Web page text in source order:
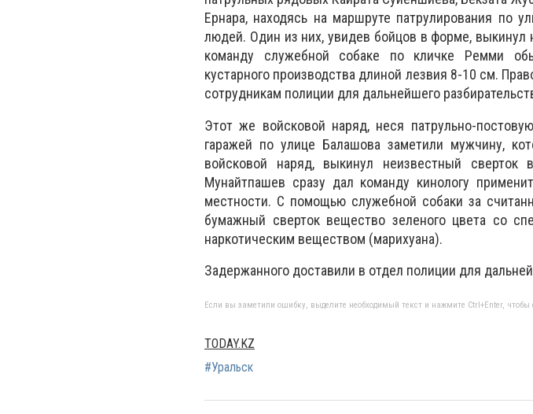
Ернара, находясь на маршруте патрулирования по
людей. Один из них, увидев бойцов в форме, выкинул
команду служебной собаке по кличке Ремми
кустарного производства длиной лезвия 8-10 см.
сотрудникам полиции для дальнейшего
Этот же войсковой наряд, неся патрульно-
гаражей по улице Балашова заметили мужчину,
войсковой наряд, выкинул неизвестный
Мунайтпашев сразу дал команду кинологу
местности. С помощью служебной собаки за
бумажный сверток вещество зеленого цвета со
наркотическим веществом (марихуана).
Задержанного доставили в отдел полиции для
Если вы заметили ошибку, выделите необходимый текст и нажмите Ctrl+Enter, чтобы
TODAY.KZ
#Уральск